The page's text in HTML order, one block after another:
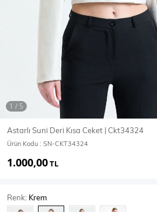
T-Shirt
Astarlı Suni Deri Kısa Ceket | Ckt34324
Ürün Kodu : SN-CKT34324
1.000,00TL
Renk: Krem